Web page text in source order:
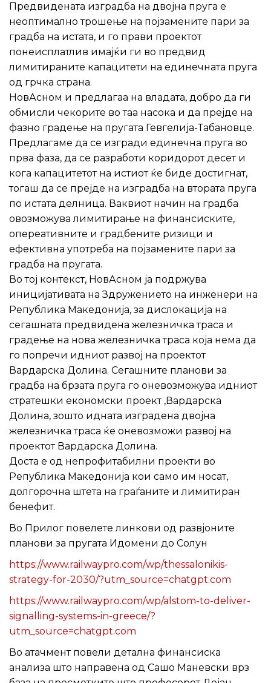
Предвидената изградба на двојна пруга е
неоптимално трошење на појзамените пари за
градба на истата, и го прави проектот
понеисплатлив имајќи ги во предвид
лимитираните капацитети на единечната пруга
од грчка страна.
НовАсном и предлагаа на владата, добро да ги
обмисли чекорите во таа насока и да прејде на
фазно градење на пругата Гевгелија-Табановце.
Предлагаме да се изгради единечна пруга во
прва фаза, да се разработи коридорот десет и
кога капацитетот на истиот ќе биде достигнат,
тогаш да се прејде на изградба на втората пруга
по истата делница. Ваквиот начин на градба
овозможува лимитирање на финансиските,
опереативните и градбените ризици и
ефективна употреба на појзамените пари за
градба на пругата.
Во тој контекст, НовАсном ја подржува
иницијативата на Здружението на инженери на
Република Македонија, за дислокација на
сегашната предвидена железничка траса и
градење на нова железничка траса која нема да
го попречи идниот развој на проектот
Вардарска Долинa. Сегашните планови за
градба на брзата пруга го оневозможува идниот
стратешки економски проект ‚Вардарска
Долина‚ зошто идната изградена двојна
железничка траса ќе оневозможи развој на
проектот Вардарска Долина.
Доста е од непрофитабилни проекти во
Република Македонија кои само им носат,
долгорочна штета на граѓаните и лимитиран
бенефит.
Во Прилог повелете линкови од развјоните
планови за пругата Идомени до Солун
https://www.railwaypro.com/wp/thessalonikis-
strategy-for-2030/?utm_source=chatgpt.com
https://www.railwaypro.com/wp/alstom-to-deliver-
signalling-systems-in-greece/?
utm_source=chatgpt.com
Во атачмент повели детална финансиска
анализа што направена од Сашо Маневски врз